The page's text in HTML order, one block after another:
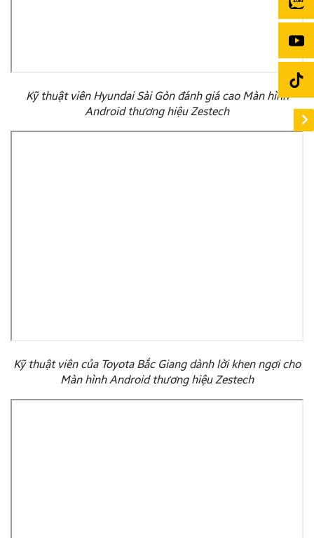
Kỹ thuật viên Hyundai Sài Gòn đánh giá cao Màn hình
Android thương hiệu Zestech
Kỹ thuật viên của Toyota Bắc Giang dành lời khen ngợi cho
Màn hình Android thương hiệu Zestech